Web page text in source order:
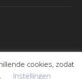
gemaakt door
cookies, zodat
Instellingen